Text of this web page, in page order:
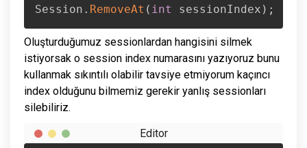
Session . RemoveAt ( int sessionIndex ) ;
Oluşturduğumuz sessionlardan hangisini silmek
istiyorsak o session index numarasını yazıyoruz bunu
kullanmak sıkıntılı olabilir tavsiye etmiyorum kaçıncı
index olduğunu bilmemiz gerekir yanlış sessionları
silebiliriz.